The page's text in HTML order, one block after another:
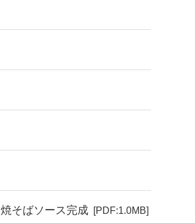
そばソース完成 [PDF:1.0MB]